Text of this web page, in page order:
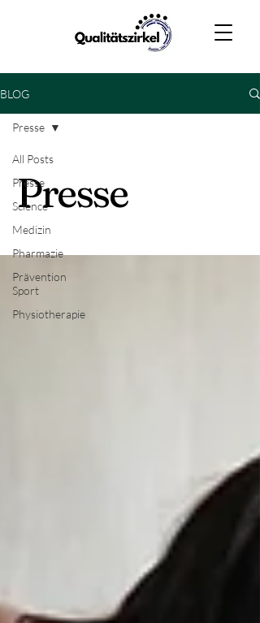
BLOG
All Posts
Presse
Science
Medizin
Pharmazie
Prävention
Sport
Physiotherapie
Presse
Presse